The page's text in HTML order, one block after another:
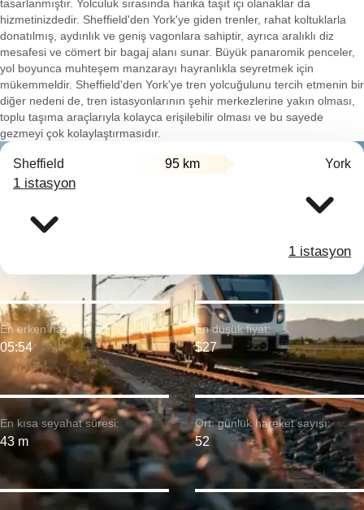
tasarlanmıştır. Yolculuk sırasında harika taşıt içi olanaklar da
hizmetinizdedir. Sheffield'den York'ye giden trenler, rahat koltuklarla
donatılmış, aydınlık ve geniş vagonlara sahiptir, ayrıca aralıklı diz
mesafesi ve cömert bir bagaj alanı sunar. Büyük panaromik penceler,
yol boyunca muhteşem manzarayı hayranlıkla seyretmek için
mükemmeldir. Sheffield'den York'ye tren yolcuğulunu tercih etmenin bir
diğer nedeni de, tren istasyonlarının şehir merkezlerine yakın olması,
toplu taşıma araçlarıyla kolayca erişilebilir olması ve bu sayede
gezmeyi çok kolaylaştırmasıdır.
Sheffield 95 km York
1 istasyon
1 istasyon
En kısa seyahat süresi:
43 m
En erken hareket:
05:54
En düşük fiyat:
$27
Ort. günlük hareket sayısı:
52